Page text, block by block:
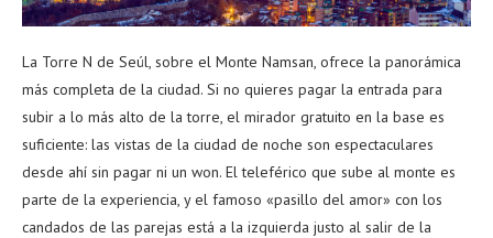
La Torre N de Seúl, sobre el Monte Namsan, ofrece la panorámica
más completa de la ciudad. Si no quieres pagar la entrada para
subir a lo más alto de la torre, el mirador gratuito en la base es
suficiente: las vistas de la ciudad de noche son espectaculares
desde ahí sin pagar ni un won. El teleférico que sube al monte es
parte de la experiencia, y el famoso «pasillo del amor» con los
candados de las parejas está a la izquierda justo al salir de la